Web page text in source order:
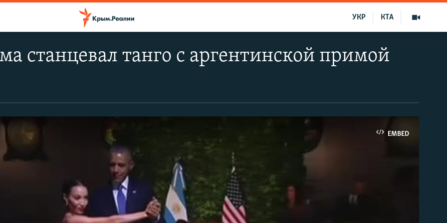
КТА
УКР
станцевал танго с аргентинской примой
EMBED